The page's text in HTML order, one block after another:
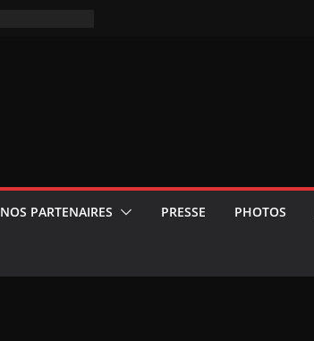
NOS PARTENAIRES PRESSE PHOTOS